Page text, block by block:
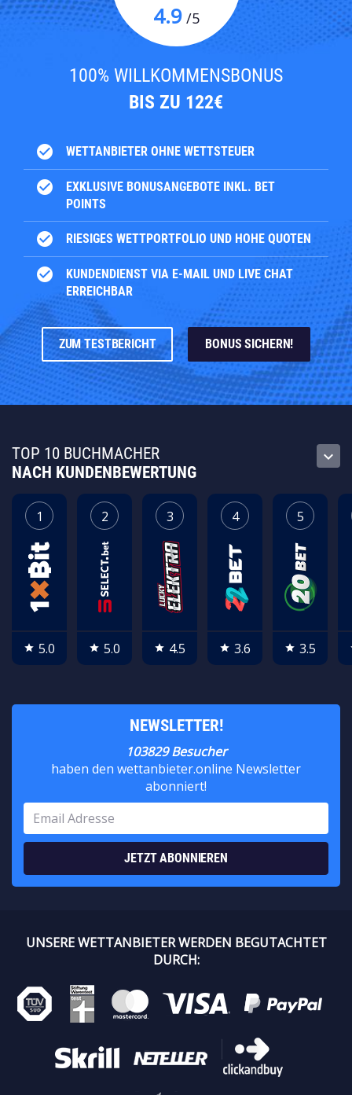
4.9/5
100% WILLKOMMENSBONUS
BIS ZU 122€
check_circle WETTANBIETER OHNE WETTSTEUER
check_circle
EXKLUSIVE BONUSANGEBOTE INKL. BET
POINTS
check_circle RIESIGES WETTPORTFOLIO UND HOHE QUOTEN
check_circle
KUNDENDIENST VIA E-MAIL UND LIVE CHAT
ERREICHBAR
ZUM TESTBERICHT BONUS SICHERN!
TOP 10 BUCHMACHER
NACH KUNDENBEWERTUNG
keyboard_arrow_down
1
star 5.0
2
star 5.0
3
star 4.5
4
star 3.6
5
star 3.5
NEWSLETTER!
103829 Besucher
haben den wettanbieter.online Newsletter
abonniert!
JETZT ABONNIEREN
UNSERE WETTANBIETER WERDEN BEGUTACHTET
DURCH: